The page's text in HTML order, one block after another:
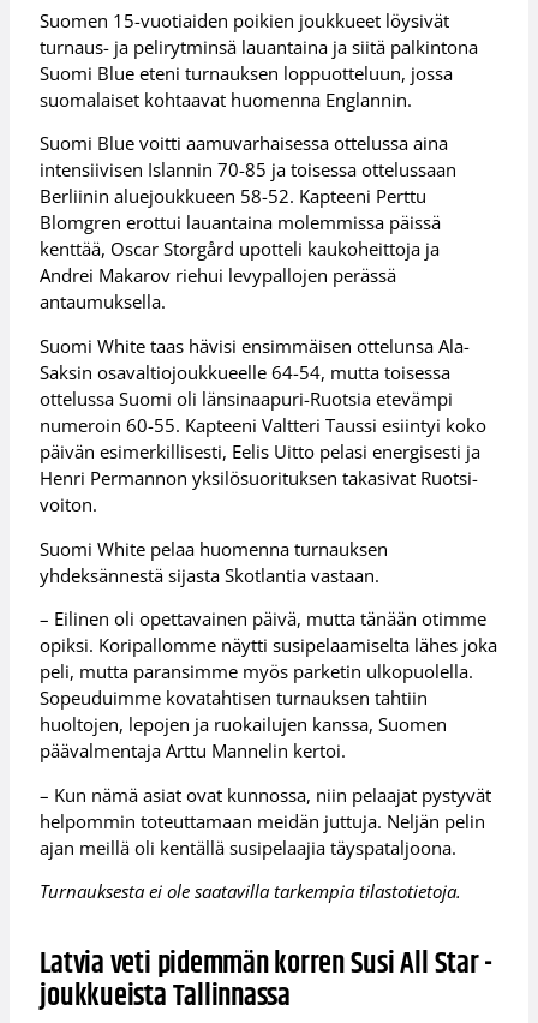
Suomen 15-vuotiaiden poikien joukkueet löysivät
turnaus- ja pelirytminsä lauantaina ja siitä palkintona
Suomi Blue eteni turnauksen loppuotteluun, jossa
suomalaiset kohtaavat huomenna Englannin.
Suomi Blue voitti aamuvarhaisessa ottelussa aina
intensiivisen Islannin 70-85 ja toisessa ottelussaan
Berliinin aluejoukkueen 58-52. Kapteeni Perttu
Blomgren erottui lauantaina molemmissa päissä
kenttää, Oscar Storgård upotteli kaukoheittoja ja
Andrei Makarov riehui levypallojen perässä
antaumuksella.
Suomi White taas hävisi ensimmäisen ottelunsa Ala-
Saksin osavaltiojoukkueelle 64-54, mutta toisessa
ottelussa Suomi oli länsinaapuri-Ruotsia etevämpi
numeroin 60-55. Kapteeni Valtteri Taussi esiintyi koko
päivän esimerkillisesti, Eelis Uitto pelasi energisesti ja
Henri Permannon yksilösuorituksen takasivat Ruotsi-
voiton.
Suomi White pelaa huomenna turnauksen
yhdeksännestä sijasta Skotlantia vastaan.
– Eilinen oli opettavainen päivä, mutta tänään otimme
opiksi. Koripallomme näytti susipelaamiselta lähes joka
peli, mutta paransimme myös parketin ulkopuolella.
Sopeuduimme kovatahtisen turnauksen tahtiin
huoltojen, lepojen ja ruokailujen kanssa, Suomen
päävalmentaja Arttu Mannelin kertoi.
– Kun nämä asiat ovat kunnossa, niin pelaajat pystyvät
helpommin toteuttamaan meidän juttuja. Neljän pelin
ajan meillä oli kentällä susipelaajia täyspataljoona.
Turnauksesta ei ole saatavilla tarkempia tilastotietoja.
Latvia veti pidemmän korren Susi All Star -
joukkueista Tallinnassa